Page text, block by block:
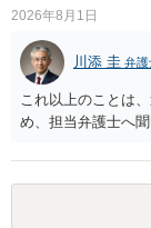
2026年8月1日
川添 圭 弁護
これ以上のことは
め、担当弁護士へ